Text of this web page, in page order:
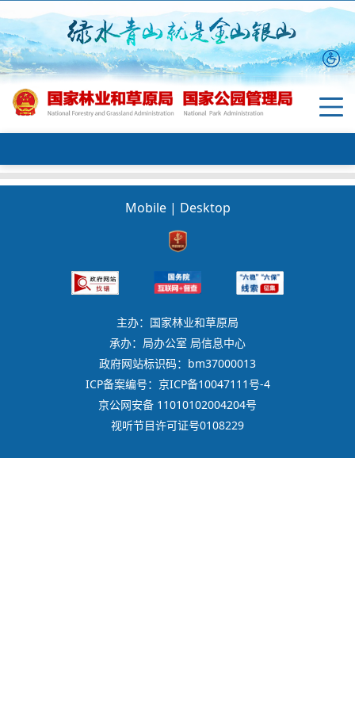
Mobile | Desktop
主办：国家林业和草原局
承办：局办公室 局信息中心
政府网站标识码：bm37000013
ICP备案编号：京ICP备10047111号-4
京公网安备 11010102004204号
视听节目许可证号0108229